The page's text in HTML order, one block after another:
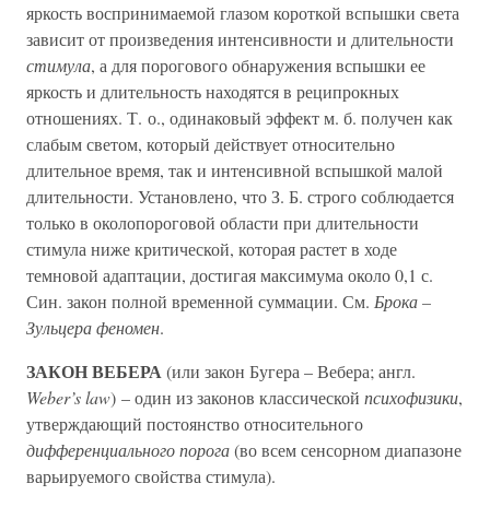
яркость воспринимаемой глазом короткой вспышки света
зависит от произведения интенсивности и длительности
стимула, а для порогового обнаружения вспышки ее
яркость и длительность находятся в реципрокных
отношениях. Т. о., одинаковый эффект м. б. получен как
слабым светом, который действует относительно
длительное время, так и интенсивной вспышкой малой
длительности. Установлено, что З. Б. строго соблюдается
только в околопороговой области при длительности
стимула ниже критической, которая растет в ходе
темновой адаптации, достигая максимума около 0,1 с.
Син. закон полной временной суммации. См. Брока –
Зульцера феномен.
ЗАКОН ВЕБЕРА(или закон Бугера – Вебера; англ.
Weber’s law) – один из законов классической психофизики,
утверждающий постоянство относительного
дифференциального порога(во всем сенсорном диапазоне
варьируемого свойства стимула).